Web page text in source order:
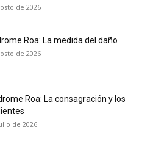
de las
de 2026
Roa: La medida del daño
de 2026
Roa: La consagración y los
de 2026